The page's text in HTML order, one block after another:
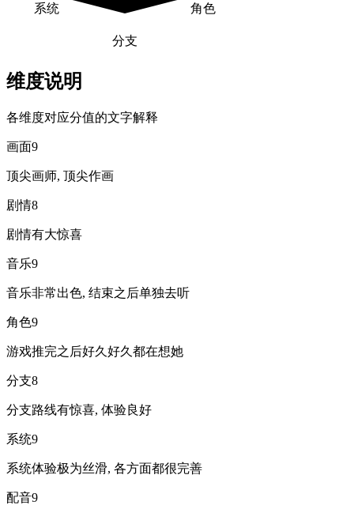
角色
分支
系统
维度说明
各维度对应分值的文字解释
画面9
顶尖画师, 顶尖作画
剧情8
剧情有大惊喜
音乐9
音乐非常出色, 结束之后单独去听
角色9
游戏推完之后好久好久都在想她
分支8
分支路线有惊喜, 体验良好
系统9
系统体验极为丝滑, 各方面都很完善
配音9